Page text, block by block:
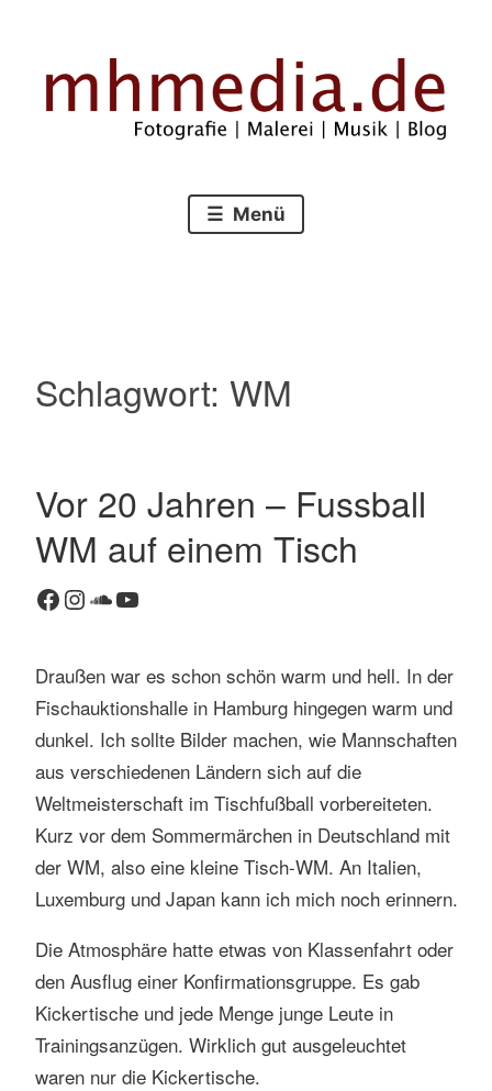
springen
mhmedia.de
Menü
Schlagwort: WM
Vor 20 Jahren – Fussball
WM auf einem Tisch
Facebook
Instagram
SoundCloud
YouTube
Draußen war es schon schön warm und hell. In der
Fischauktionshalle in Hamburg hingegen warm und
dunkel. Ich sollte Bilder machen, wie Mannschaften
aus verschiedenen Ländern sich auf die
Weltmeisterschaft im Tischfußball vorbereiteten.
Kurz vor dem Sommermärchen in Deutschland mit
der WM, also eine kleine Tisch-WM. An Italien,
Luxemburg und Japan kann ich mich noch erinnern.
Die Atmosphäre hatte etwas von Klassenfahrt oder
den Ausflug einer Konfirmationsgruppe. Es gab
Kickertische und jede Menge junge Leute in
Trainingsanzügen. Wirklich gut ausgeleuchtet
waren nur die Kickertische.
o
t
a
r
n
t
e
r
a
e
n